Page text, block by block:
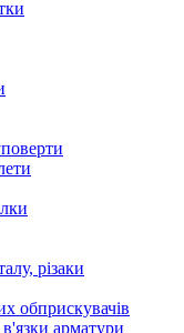
різаки
обприскувачів
арматури